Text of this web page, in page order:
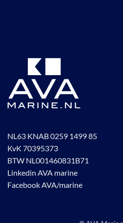
NL63 KNAB 0259 1499 85
KvK 70395373
BTW NL001460831B71
Linkedin AVA marine
Facebook AVA/marine